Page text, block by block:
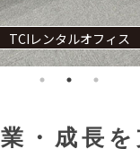
TCIレンタルオフィス
・成長